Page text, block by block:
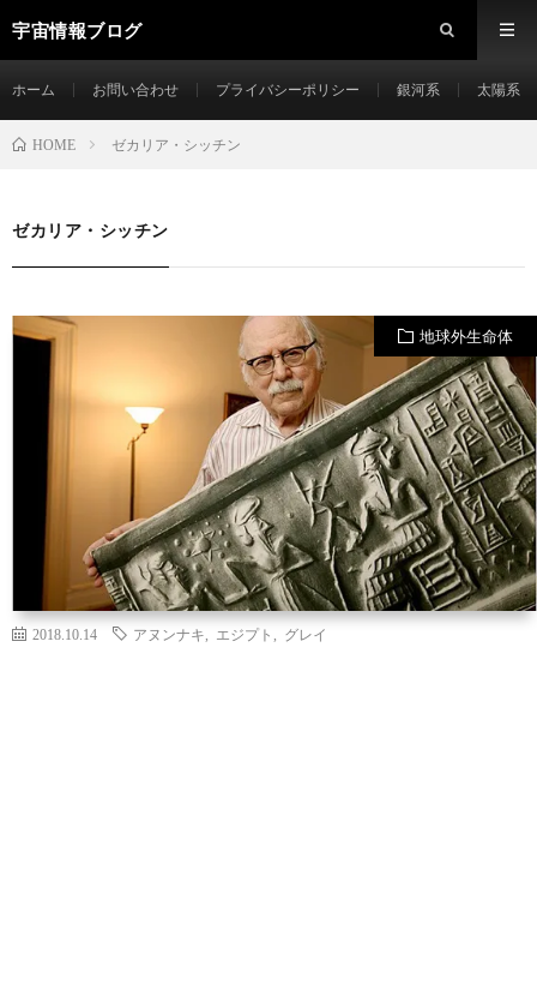
宇宙情報ブログ
ホーム お問い合わせ プライバシーポリシー 銀河系 太陽系
HOME ゼカリア・シッチン
ゼカリア・シッチン
地球外生命体
2018.10.14 アヌンナキ エジプト グレイ